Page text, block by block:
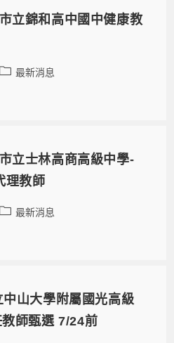
立錦和高中國中健康教
最新消息
立士林高商高級中學-
理教師
最新消息
中山大學附屬國光高級
師甄選 7/24前